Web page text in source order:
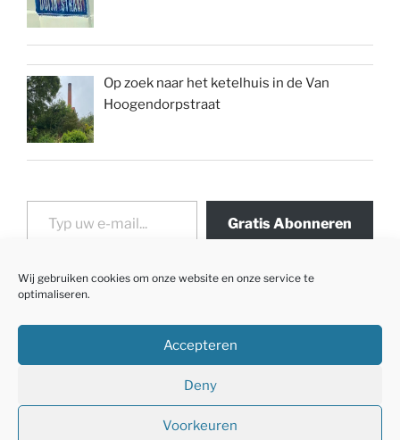
Wij gebruiken cookies om onze website en onze service te
optimaliseren.
Accepteren
Deny
Voorkeuren
Op zoek naar het ketelhuis in de Van
Hoogendorpstraat
Typ uw e-mail...
Gratis Abonneren